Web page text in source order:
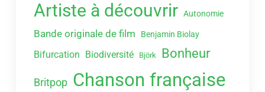
Artiste à découvrir Autonomie
Bande originale de film Benjamin Biolay
Bifurcation Biodiversité Björk Bonheur
Britpop Chanson française